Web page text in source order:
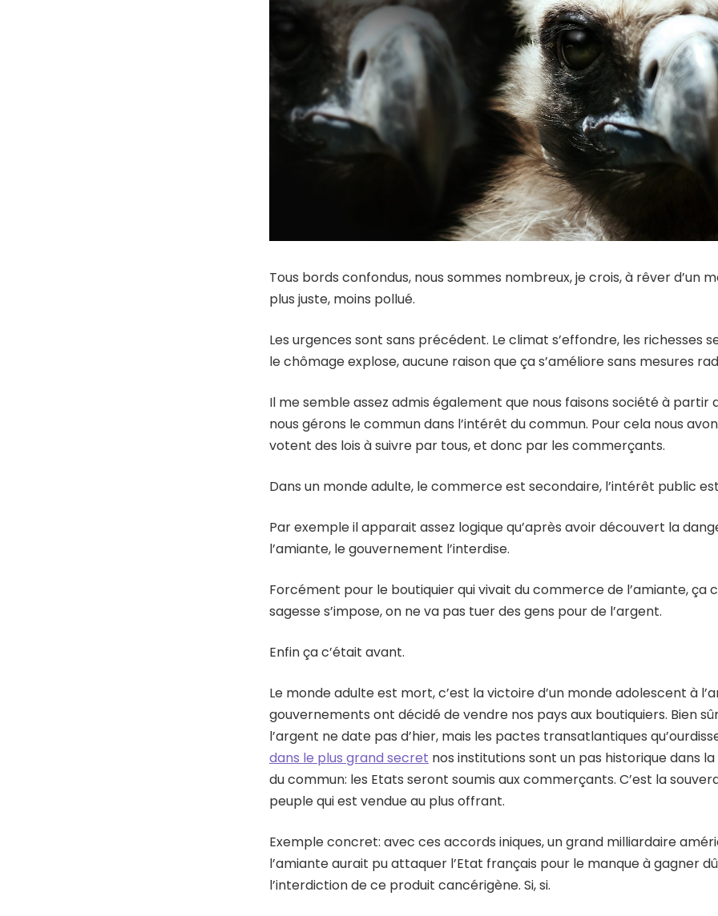
Tous bords confondus, nous sommes nombreux, je crois, à rêver d’un
plus juste, moins pollué.
Les urgences sont sans précédent. Le climat s’effondre, les richesses
le chômage explose, aucune raison que ça s’améliore sans mesures
Il me semble assez admis également que nous faisons société à partir
nous gérons le commun dans l’intérêt du commun. Pour cela nous
votent des lois à suivre par tous, et donc par les commerçants.
Dans un monde adulte, le commerce est secondaire, l’intérêt public
Par exemple il apparait assez logique qu’après avoir découvert la
l’amiante, le gouvernement l’interdise.
Forcément pour le boutiquier qui vivait du commerce de l’amiante, ça
sagesse s’impose, on ne va pas tuer des gens pour de l’argent.
Enfin ça c’était avant.
Le monde adulte est mort, c’est la victoire d’un monde adolescent à
gouvernements ont décidé de vendre nos pays aux boutiquiers. Bien
l’argent ne date pas d’hier, mais les pactes transatlantiques
dans le plus grand secret nos institutions sont un pas historique dans
du commun: les Etats seront soumis aux commerçants. C’est la
peuple qui est vendue au plus offrant.
Exemple concret: avec ces accords iniques, un grand milliardaire
l’amiante aurait pu attaquer l’Etat français pour le manque à gagner
l’interdiction de ce produit cancérigène. Si, si.